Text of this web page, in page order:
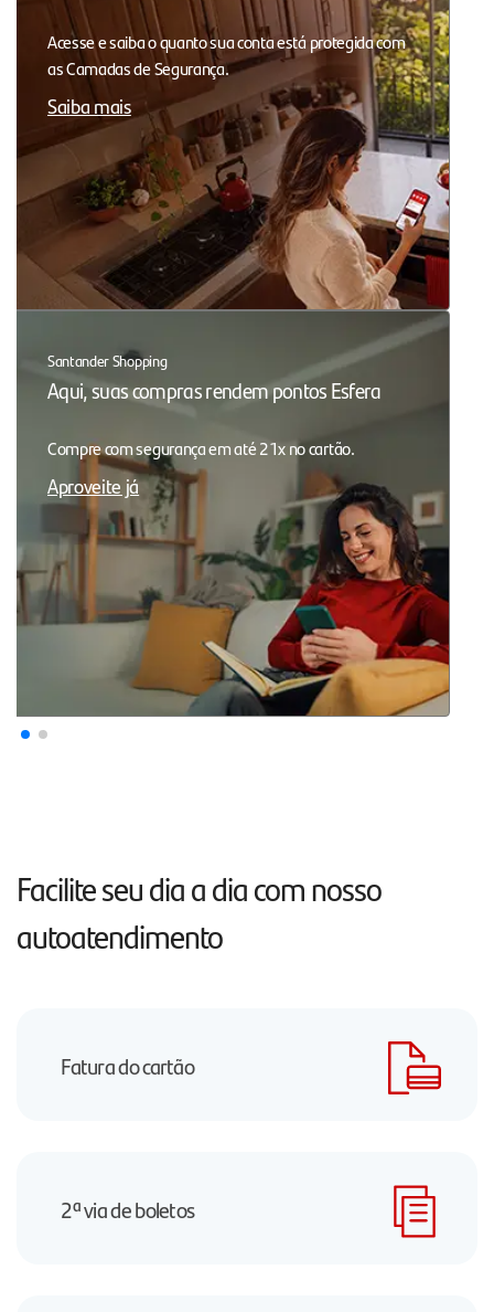
Acesse e saiba o quanto sua conta está protegida com
as Camadas de Segurança.
Saiba mais
Santander Shopping
Aqui, suas compras rendem pontos Esfera
Compre com segurança em até 21x no cartão.
Aproveite já
Facilite seu dia a dia com nosso
autoatendimento
Fatura do cartão
2ª via de boletos